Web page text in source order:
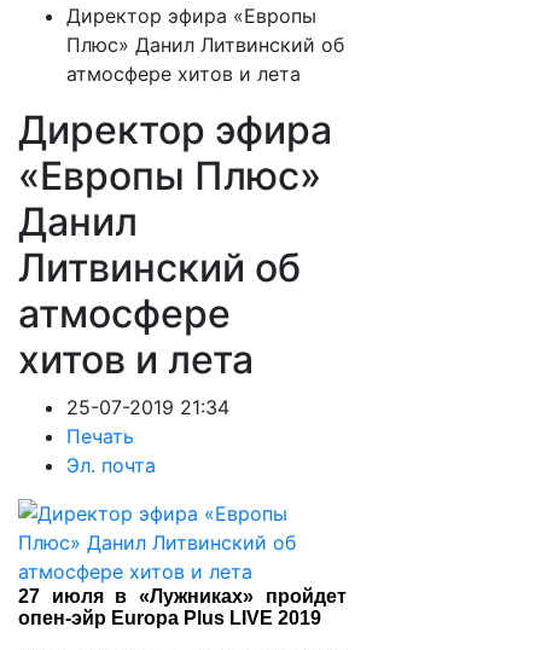
Директор эфира «Европы
Плюс» Данил Литвинский об
атмосфере хитов и лета
Директор эфира
«Европы Плюс»
Данил
Литвинский об
атмосфере
хитов и лета
25-07-2019 21:34
Печать
Эл. почта
27 июля в «Лужниках» пройдет
опен-эйр Europa Plus LIVE 2019